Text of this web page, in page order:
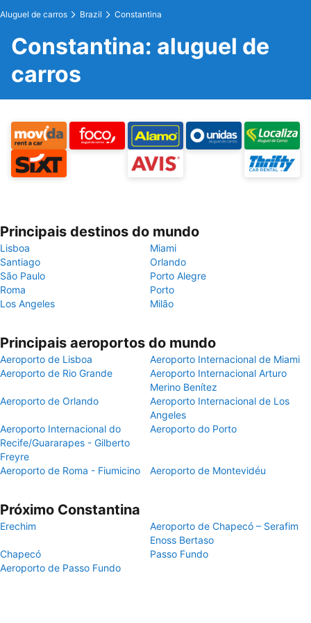
Aluguel de carros Brazil Constantina
Constantina: aluguel de
carros
Principais destinos do mundo
Lisboa
Miami
Santiago
Orlando
São Paulo
Porto Alegre
Roma
Porto
Los Angeles
Milão
Principais aeroportos do mundo
Aeroporto de Lisboa
Aeroporto Internacional de Miami
Aeroporto de Rio Grande
Aeroporto Internacional Arturo
Merino Benítez
Aeroporto de Orlando
Aeroporto Internacional de Los
Angeles
Aeroporto Internacional do
Recife/Guararapes - Gilberto
Freyre
Aeroporto do Porto
Aeroporto de Roma - Fiumicino Aeroporto de Montevidéu
Próximo Constantina
Erechim
Aeroporto de Chapecó – Serafim
Enoss Bertaso
Chapecó
Passo Fundo
Aeroporto de Passo Fundo